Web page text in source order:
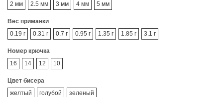
2 мм
2.5 мм 3 мм 4 мм 5 мм
Вес приманки
0.19 г
0.31 г 0.7 г 0.95 г 1.35 г 1.85 г 3.1 г
Номер крючка
16
14 12 10
Цвет бисера
желтый
голубой зеленый